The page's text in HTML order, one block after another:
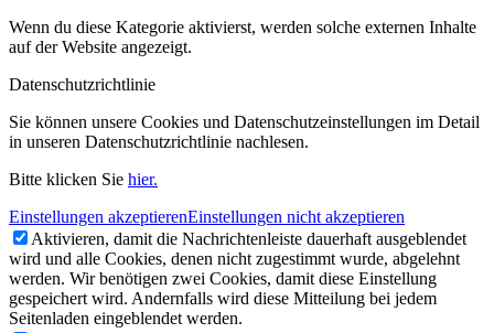
Wenn du diese Kategorie aktivierst, werden solche externen Inhalte
auf der Website angezeigt.
Datenschutzrichtlinie
Sie können unsere Cookies und Datenschutzeinstellungen im Detail
in unseren Datenschutzrichtlinie nachlesen.
Bitte klicken Sie hier.
Einstellungen akzeptierenEinstellungen nicht akzeptieren
Aktivieren, damit die Nachrichtenleiste dauerhaft ausgeblendet
wird und alle Cookies, denen nicht zugestimmt wurde, abgelehnt
werden. Wir benötigen zwei Cookies, damit diese Einstellung
gespeichert wird. Andernfalls wird diese Mitteilung bei jedem
Seitenladen eingeblendet werden.